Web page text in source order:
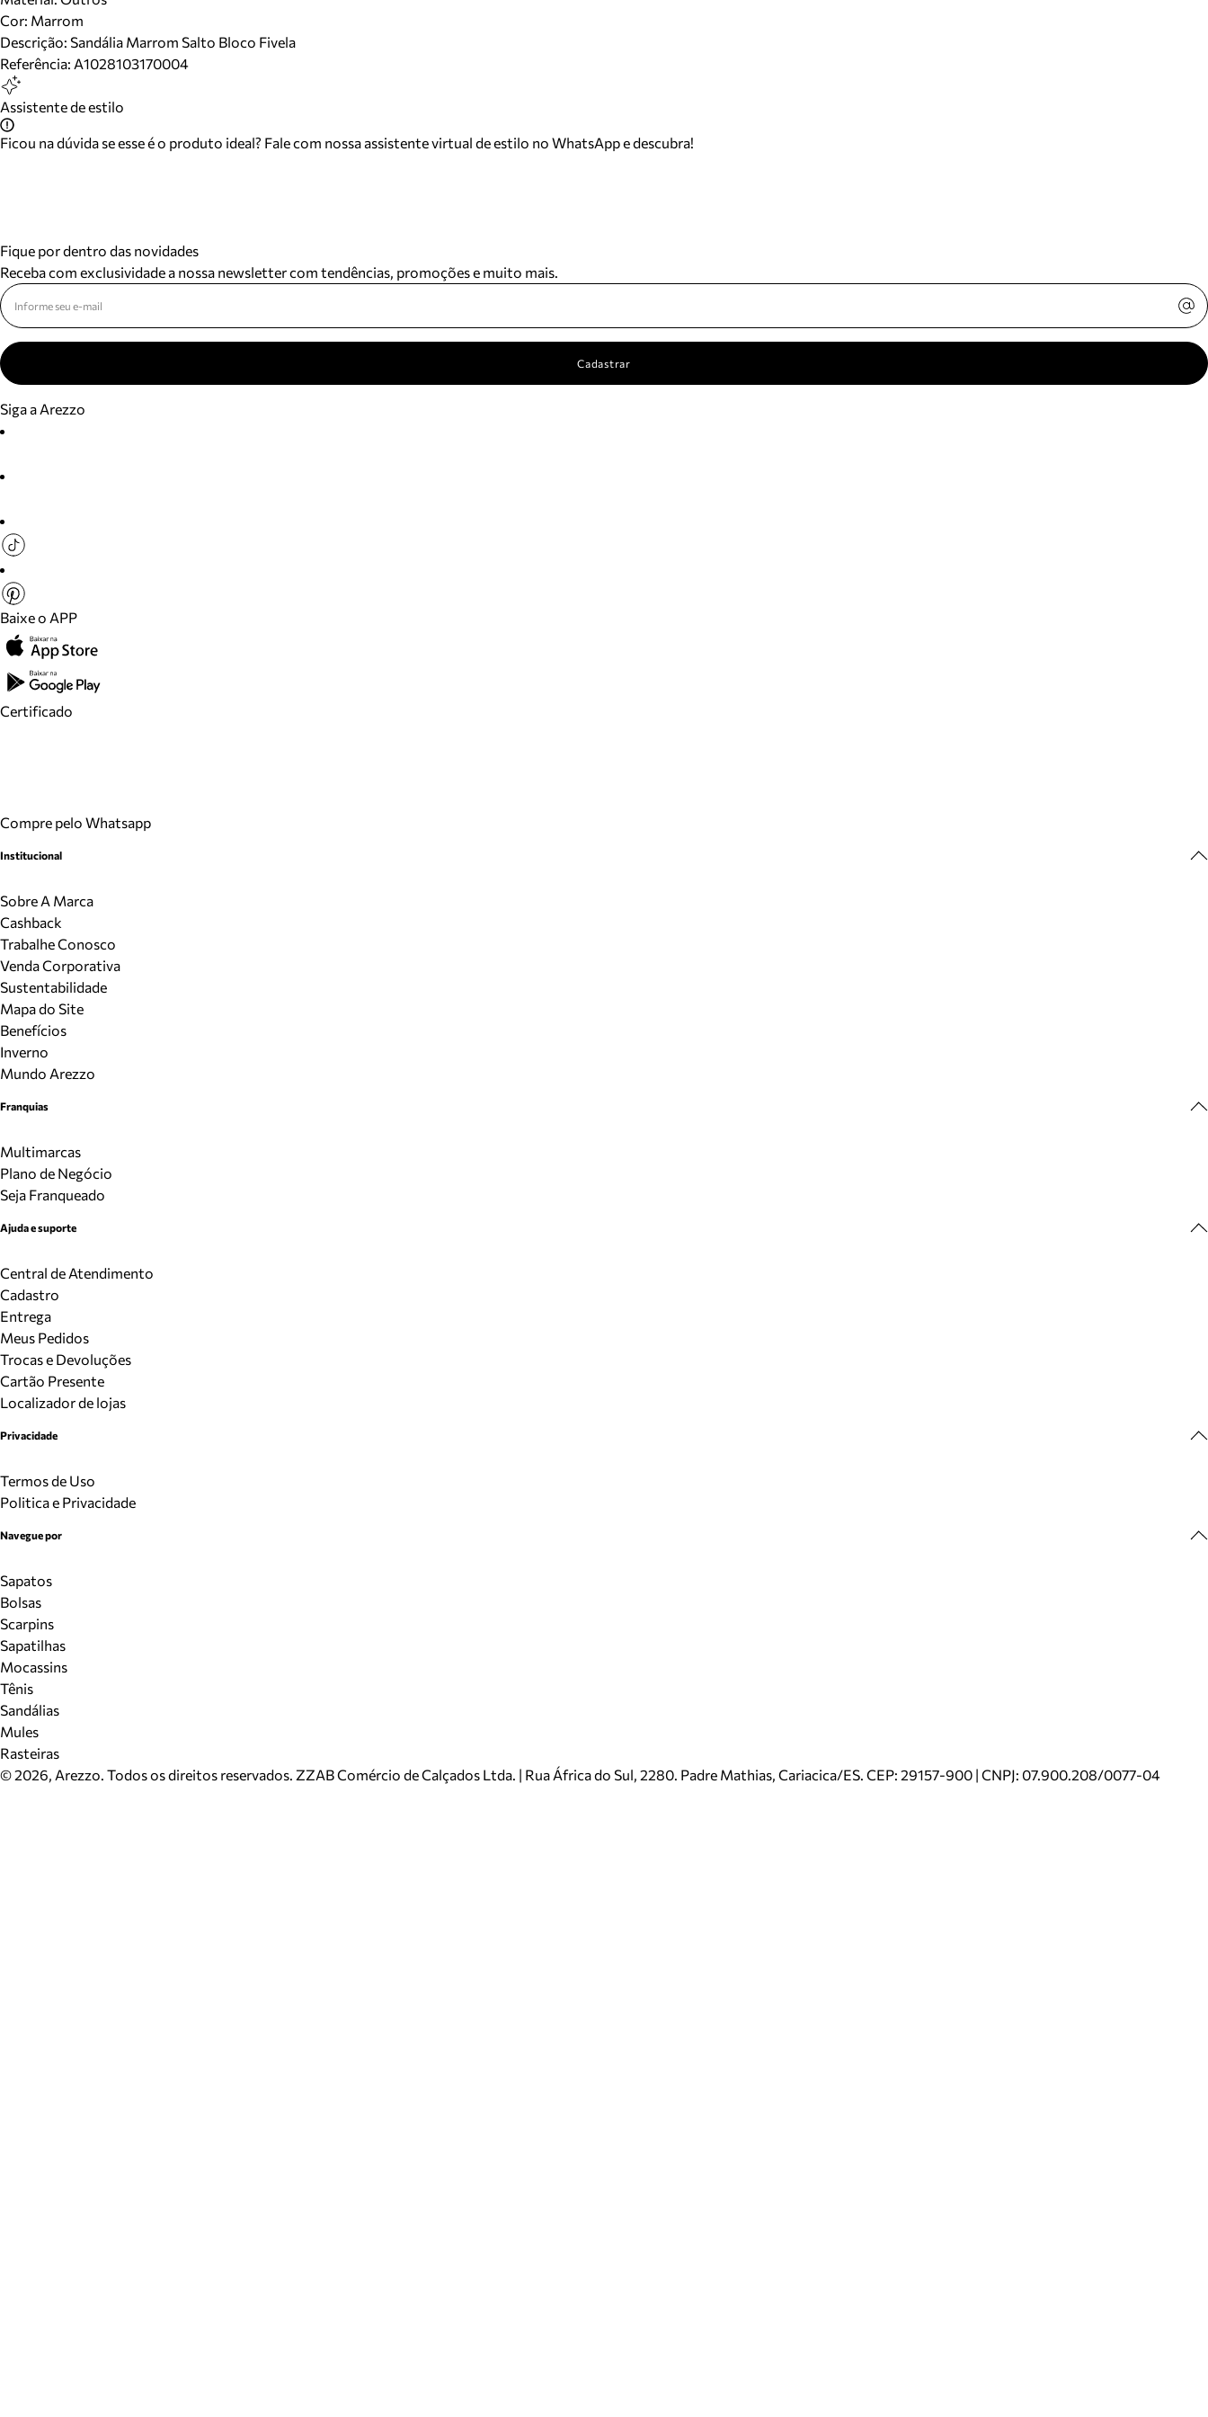
Cor: Marrom
Descrição: Sandália Marrom Salto Bloco Fivela
Referência: A1028103170004
Assistente de estilo
Ficou na dúvida se esse é o produto ideal? Fale com nossa assistente virtual de estilo no WhatsApp e descubra!
Fique por dentro das novidades
Receba com exclusividade a nossa newsletter com tendências, promoções e muito mais.
Cadastrar
Siga a Arezzo
Baixe o APP
Certificado
Compre pelo Whatsapp
Institucional
Sobre A Marca
Cashback
Trabalhe Conosco
Venda Corporativa
Sustentabilidade
Mapa do Site
Benefícios
Inverno
Mundo Arezzo
Franquias
Multimarcas
Plano de Negócio
Seja Franqueado
Ajuda e suporte
Central de Atendimento
Cadastro
Entrega
Meus Pedidos
Trocas e Devoluções
Cartão Presente
Localizador de lojas
Privacidade
Termos de Uso
Politica e Privacidade
Navegue por
Sapatos
Bolsas
Scarpins
Sapatilhas
Mocassins
Tênis
Sandálias
Mules
Rasteiras
©2026, Arezzo. Todos os direitos reservados. ZZAB Comércio de Calçados Ltda. | Rua África do Sul, 2280. Padre Mathias, Cariacica/ES. CEP: 29157-900 | CNPJ: 07.900.208/0077-04